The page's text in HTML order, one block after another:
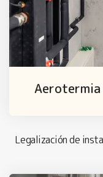
Legalización de